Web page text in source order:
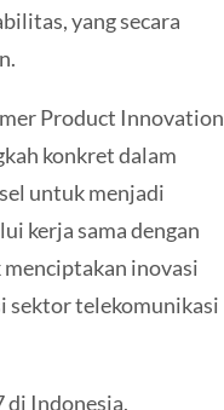
yang secara
Product Innovation
konkret dalam
untuk menjadi
kerja sama dengan
inovasi
sektor telekomunikasi
di Indonesia,